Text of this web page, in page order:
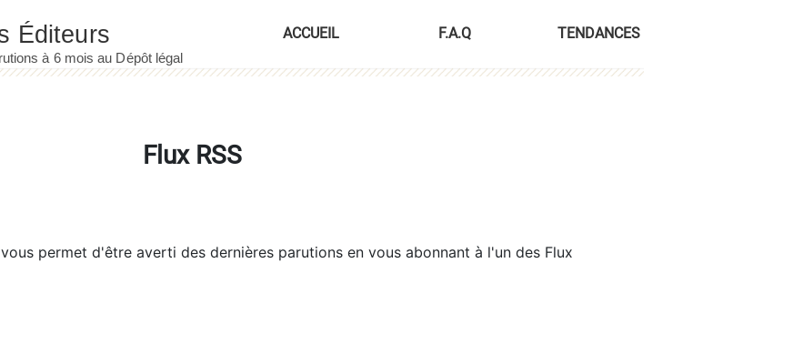
ACCUEIL F.A.Q TENDANCES
Flux RSS
vous permet d'être averti des dernières parutions en vous abonnant à l'un des Flux